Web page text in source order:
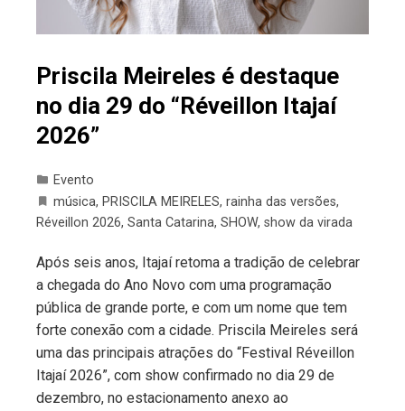
Priscila Meireles é destaque
no dia 29 do “Réveillon Itajaí
2026”
Evento
música, PRISCILA MEIRELES, rainha das versões,
Réveillon 2026, Santa Catarina, SHOW, show da virada
Após seis anos, Itajaí retoma a tradição de celebrar
a chegada do Ano Novo com uma programação
pública de grande porte, e com um nome que tem
forte conexão com a cidade. Priscila Meireles será
uma das principais atrações do “Festival Réveillon
Itajaí 2026”, com show confirmado no dia 29 de
dezembro, no estacionamento anexo ao